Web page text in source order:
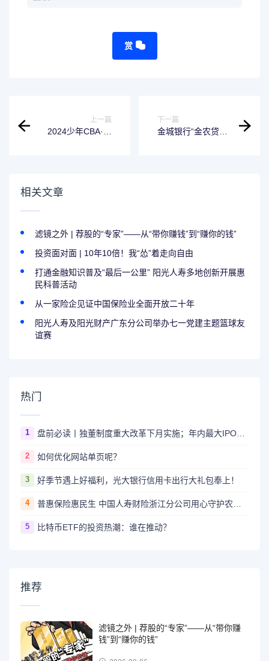
赏
上一篇
2024少年CBA·中
下一篇
金城银行“金农贷”
相关文章
滤镜之外 | 荐股的“专家”——从“带你赚钱”到“赚你的钱”
投资面对面 | 10年10倍！我“怂”着走向自由
打通金融知识普及“最后一公里” 阳光人寿多地创新开展惠
民科普活动
从一家险企见证中国保险业全面开放二十年
阳光人寿及阳光财产广东分公司举办七一党建主题篮球友
谊赛
热门
1 盘前必读丨独董制度重大改革下月实施；年内最大IPO华虹公司今日上市
2 如何优化网站单页呢？
3 好季节遇上好福利，光大银行信用卡出行大礼包奉上！
4
5 比特币ETF的投资热潮：谁在推动？
推荐
滤镜之外 | 荐股的“专家”——从“带你赚
钱”到“赚你的钱”